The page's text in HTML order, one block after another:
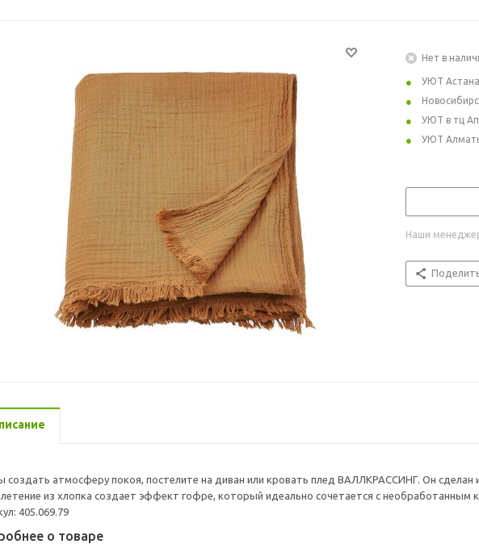
Нет в
УЮТ Астана
УЮТ в тц
УЮТ
Наши
создать атмосферу покоя, постелите на диван или кровать плед ВАЛЛКРАССИНГ. Он сделан
из хлопка создает эффект гофре, который идеально сочетается с необработанным
405.069.79
о товаре